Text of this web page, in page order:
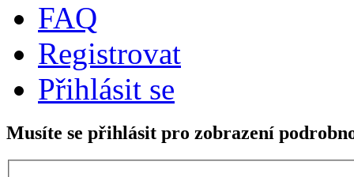
FAQ
Registrovat
Přihlásit se
Musíte se přihlásit pro zobrazení